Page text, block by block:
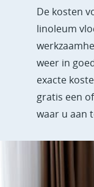
De kosten
linoleum
weer in
exacte
gratis een
waar u aan